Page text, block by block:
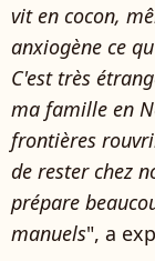
vit en cocon,
anxiogène ce
C'est très
ma famille en
frontières
de rester chez
prépare
manuels", a